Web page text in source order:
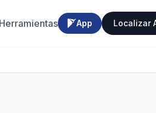
Herramientas App Localizar